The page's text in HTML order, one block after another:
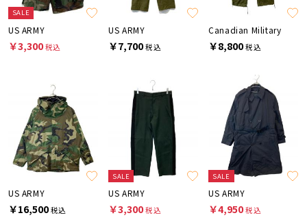
SALE
US ARMY
￥3,300税込
US ARMY
￥7,700税込
Canadian Military
￥8,800税込
US ARMY
￥16,500税込
SALE
US ARMY
￥3,300税込
SALE
US ARMY
￥4,950税込